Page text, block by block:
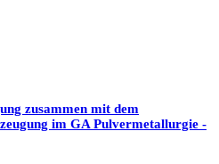
zusammen mit dem
im GA Pulvermetallurgie -